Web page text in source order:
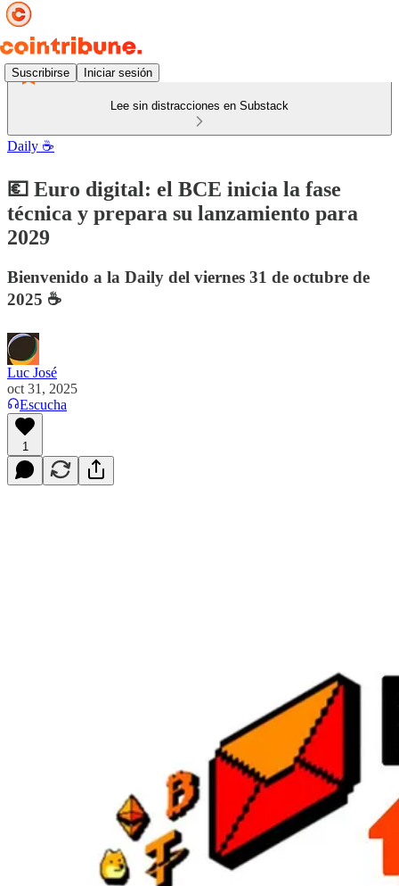
Suscribirse Iniciar sesión
Lee sin distracciones en Substack
Daily ☕️
💶 Euro digital: el BCE inicia la fase
técnica y prepara su lanzamiento para
2029
Bienvenido a la Daily del viernes 31 de octubre de
2025 ☕️
Luc José
oct 31, 2025
Escucha
1